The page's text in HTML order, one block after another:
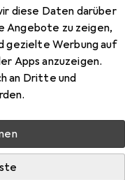
diese Daten darüber
Angebote zu zeigen,
gezielte Werbung auf
Apps anzuzeigen.
an Dritte und
230 V
Produkt L&S LED
Kategorien
Möbelausstattung.
Zubehör